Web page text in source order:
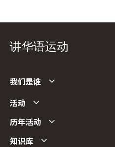
讲华语运动
我们是谁
活动
历年活动
知识库